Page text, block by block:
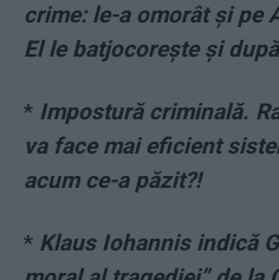
crime: le-a omorât și pe
El le batjocorește și
* Impostură criminală.
va face mai eficient
acum ce-a păzit?!
* Klaus Iohannis indică